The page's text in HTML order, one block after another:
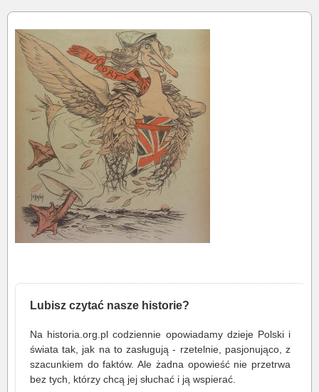
Lubisz czytać nasze historie?
Na historia.org.pl codziennie opowiadamy dzieje Polski i
świata tak, jak na to zasługują - rzetelnie, pasjonująco, z
szacunkiem do faktów. Ale żadna opowieść nie przetrwa
bez tych, którzy chcą jej słuchać i ją wspierać.